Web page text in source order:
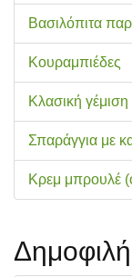
Βασιλόπιτα
Κουραμπιέδες
Κλασική
Σπαράγγια με
Κρεμ μπρουλέ
Δημοφιλή